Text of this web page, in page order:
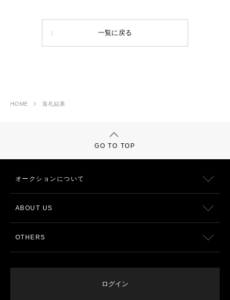
一覧に戻る
HOME 落札結果
GO TO TOP
オークションについて
ABOUT US
OTHERS
ログイン